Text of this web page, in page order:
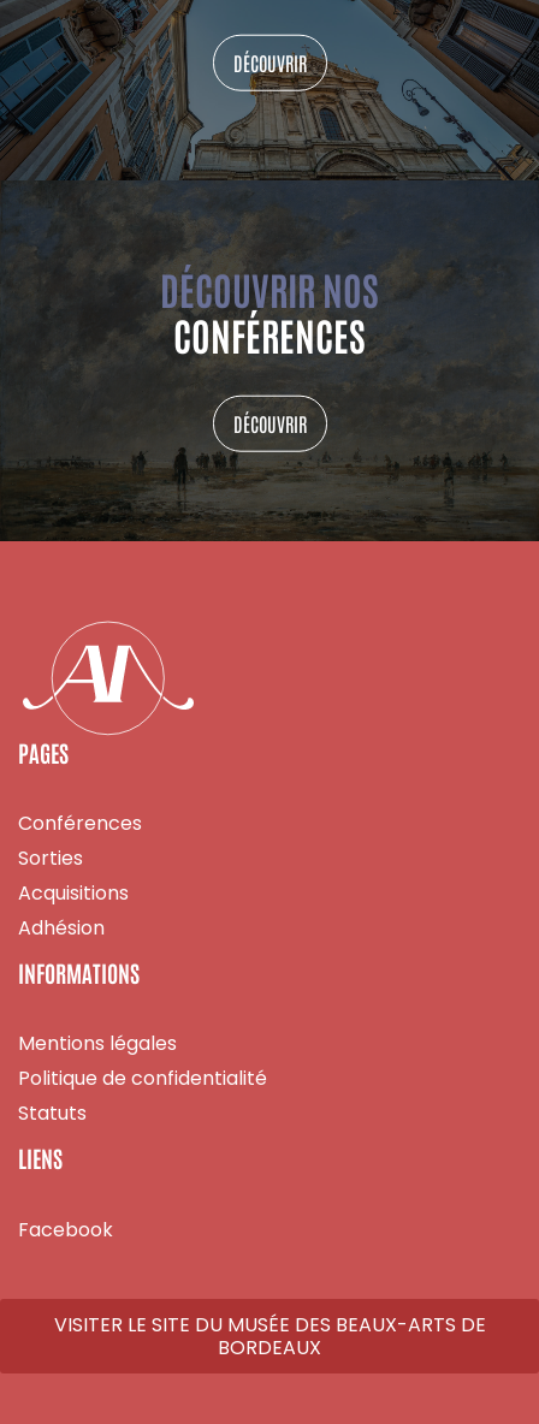
DÉCOUVRIR
DÉCOUVRIR NOS
CONFÉRENCES
DÉCOUVRIR
PAGES
Conférences
Sorties
Acquisitions
Adhésion
INFORMATIONS
Mentions légales
Politique de confidentialité
Statuts
LIENS
Facebook
VISITER LE SITE DU MUSÉE DES BEAUX-ARTS DE
BORDEAUX